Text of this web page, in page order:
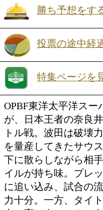
勝ち予想
投票の途
特集ペー
OPBF東洋太平洋